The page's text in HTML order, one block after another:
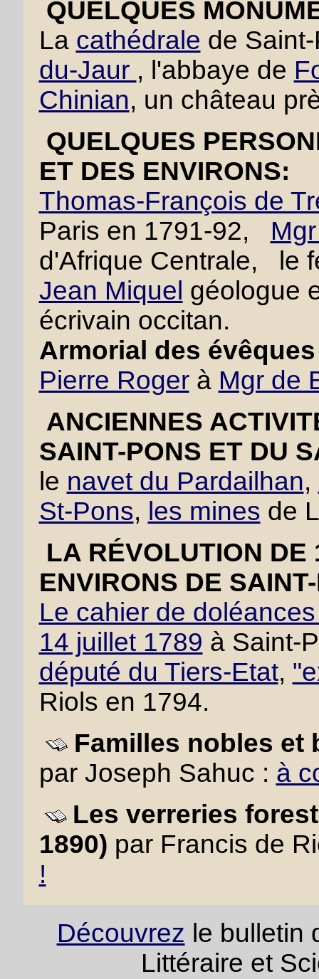
QUELQUES
La cathédrale de
du-Jaur , l'abbaye de
Chinian, un château
QUELQUES
ET DES ENVIRONS:
Thomas-François de
Paris en 1791-92,
d'Afrique Centrale, le
Jean Miquel géologue
écrivain occitan.
Armorial des
Pierre Rogerà Mgr de
ANCIENNES
SAINT-PONS ET DU
le navet du Pardailhan,
St-Pons, les mines de
LA RÉVOLUTION DE
ENVIRONS DE
Le cahier de
14 juillet 1789 à Saint-
député du Tiers-Etat,
Riols en 1794.
Familles nobles et
par Joseph Sahuc : à
Les verreries
1890) par Francis de
!
Découvrez le bulletin
Littéraire et